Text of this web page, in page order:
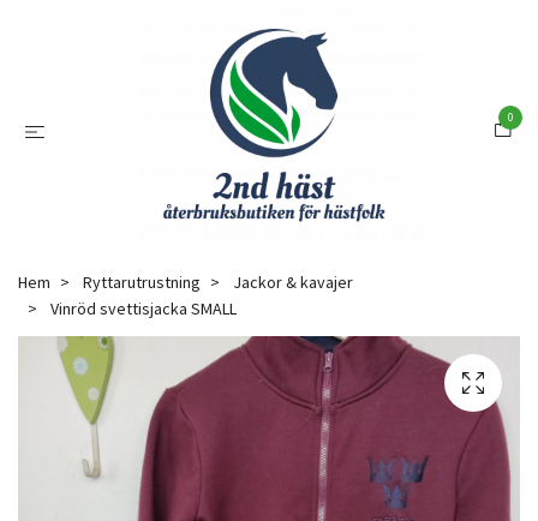
0
Hem Ryttarutrustning
Jackor & kavajer
Vinröd svettisjacka SMALL